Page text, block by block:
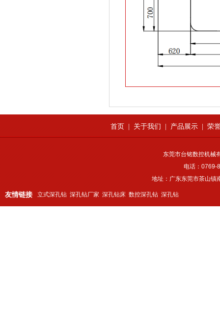
首页 关于我们 产品展示| 荣
东莞市台铭数控机械
电话：0769-
地址：广东东莞市茶山镇
友情链接 立式深孔钻 深孔钻厂家 深孔钻床 数控深孔钻 深孔钻